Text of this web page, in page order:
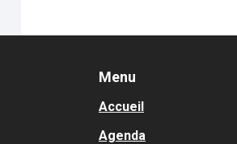
Menu
Accueil
Agenda